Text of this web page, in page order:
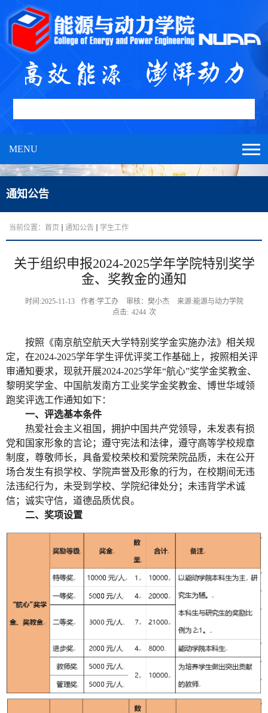
MENU
通知公告
当前位置： 首页 通知公告 学生工作
关于组织申报2024-2025学年学院特别奖学
金、奖教金的通知
时间:2025-11-13 作者:学工办 审核：樊小杰
来源:能源与动力学院
点击: 4244 次
按照《南京航空航天大学特别奖学金实施办法》相关规
定，在2024-2025学年学生评优评奖工作基础上，按照相关评
审通知要求，现就开展2024-2025学年“航心”奖学金奖教金、
黎明奖学金、中国航发南方工业奖学金奖教金、 博世华域领
跑奖评选工作通知如下：
一、评选基本条件
热爱社会主义祖国，拥护中国共产党领导，未发表有损
党和国家形象的言论；遵守宪法和法律，遵守高等学校规章
制度，尊敬师长，具备爱校荣校和爱院荣院品质，未在公开
场合发生有损学校、学院声誉及形象的行为，在校期间无违
法违纪行为，未受到学校、学院纪律处分；未违背学术诚
信；诚实守信，道德品质优良。
二、奖项设置